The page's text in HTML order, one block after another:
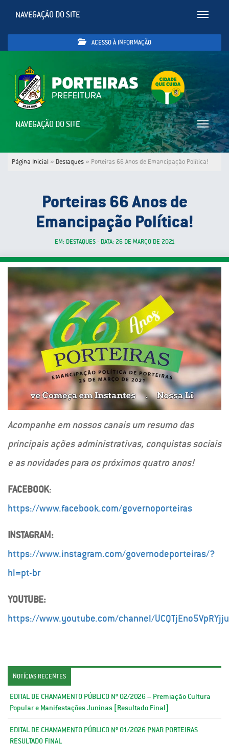
Toggle
NAVEGAÇÃO DO SITE
ACESSO À INFORMAÇÃO
Toggle
NAVEGAÇÃO DO SITE
Página Inicial » Destaques » Porteiras 66 Anos de Emancipação Política!
Porteiras 66 Anos de
Emancipação Política!
EM: DESTAQUES - DATA: 26 DE MARÇO DE 2021
Acompanhe em nossos canais um resumo das
principais ações administrativas, conquistas sociais
e as novidades para os próximos quatro anos!
FACEBOOK:
https://www.facebook.com/governoporteiras
INSTAGRAM:
https://www.instagram.com/governodeporteiras/?
hl=pt-br
YOUTUBE:
https://www.youtube.com/channel/
NOTÍCIAS RECENTES
EDITAL DE CHAMAMENTO PÚBLICO Nº 02/2026 – Premiação Cultura
Popular e Manifestações Juninas [Resultado Final]
EDITAL DE CHAMAMENTO PÚBLICO Nº 01/2026 PNAB PORTEIRAS
RESULTADO FINAL